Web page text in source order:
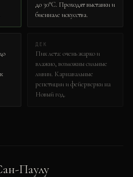
до 30°C. Проходят выставки и
биеннале искусства.
ДЕК
Пик лета: очень жарко и
влажно, возможны сильные
ливни. Карнавальные
репетиции и фейерверки на
Новый год.
Паулу